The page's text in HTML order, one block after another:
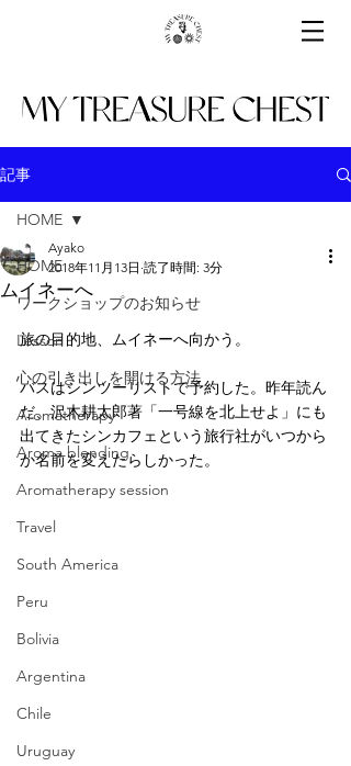
記事
HOME
ワークショップのお知らせ
Lesson
心の引き出しを開ける方法
Aromatherapy
Aroma blending
Aromatherapy session
Travel
South America
Peru
Bolivia
Argentina
Chile
Uruguay
HOME
ムイネーへ
Ayako
2018年11月13日 読了時間: 3分
旅の目的地、ムイネーへ向かう。
バスはシンツーリストで予約した。昨年読ん
だ、沢木耕太郎著「一号線を北上せよ」にも
出てきたシンカフェという旅行社がいつから
か名前を変えたらしかった。